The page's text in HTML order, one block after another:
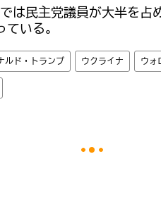
は民主党議員が大半を占
いる。
ルド・トランプ ウクライナ ウォ